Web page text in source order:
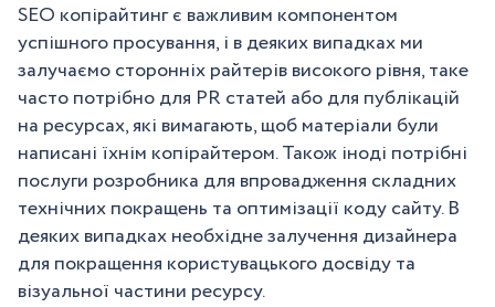
SEO копірайтинг є важливим компонентом
успішного просування, і в деяких випадках ми
залучаємо сторонніх райтерів високого рівня, таке
часто потрібно для PR статей або для публікацій
на ресурсах, які вимагають, щоб матеріали були
написані їхнім копірайтером. Також іноді потрібні
послуги розробника для впровадження складних
технічних покращень та оптимізації коду сайту. В
деяких випадках необхідне залучення дизайнера
для покращення користувацького досвіду та
візуальної частини ресурсу.